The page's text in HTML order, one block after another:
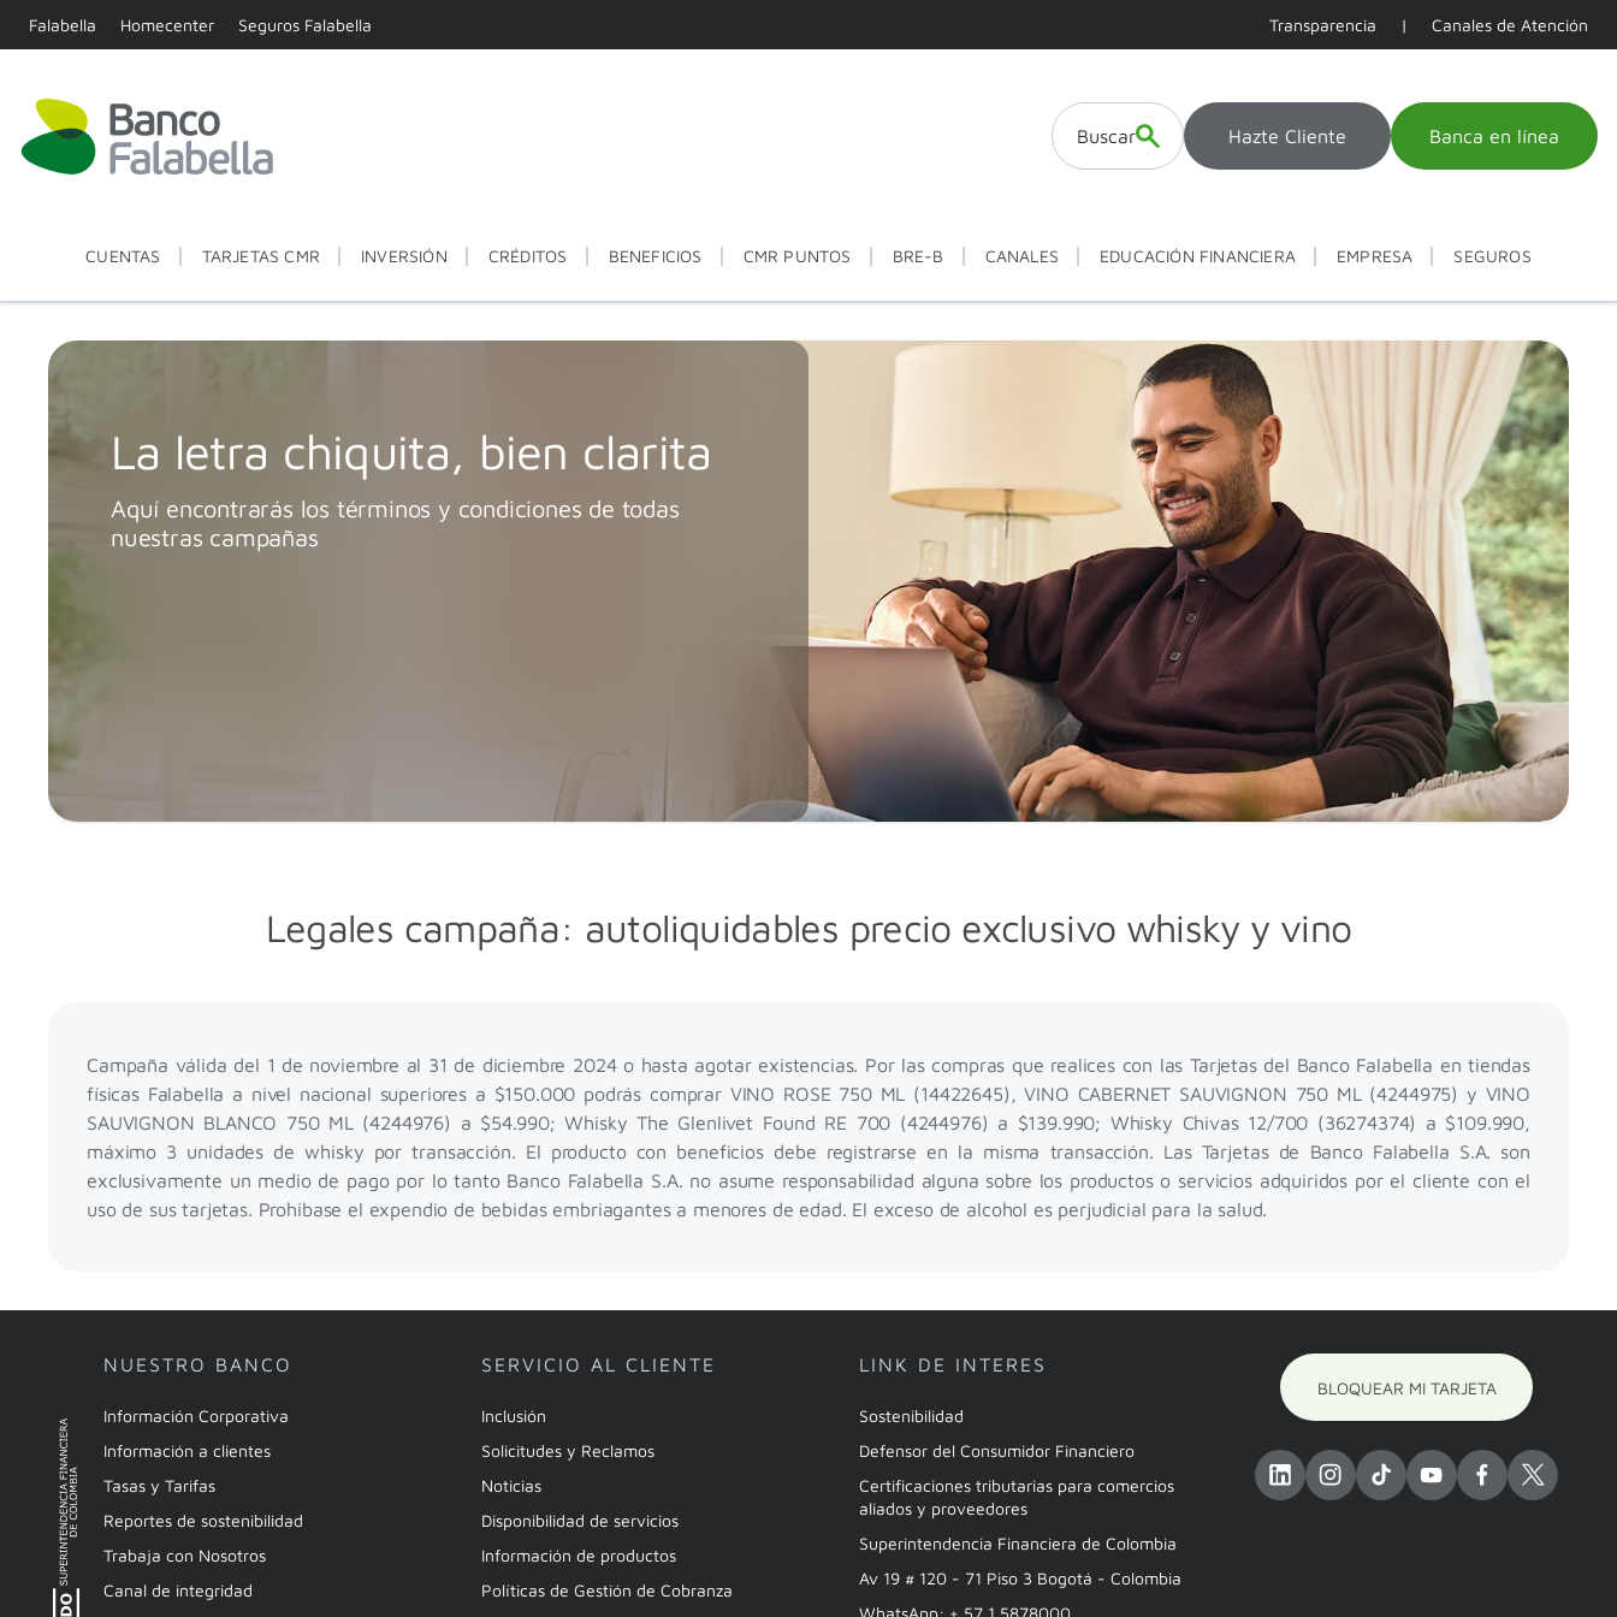
Falabella Homecenter Seguros Falabella Transparencia | Canales de Atención
Buscar Hazte Cliente Banca en línea
CUENTAS TARJETAS CMR INVERSIÓN CRÉDITOS BENEFICIOS CMR PUNTOS BRE-B CANALES EDUCACIÓN FINANCIERA EMPRESA SEGUROS
La letra chiquita, bien clarita
Aquí encontrarás los términos y condiciones de todas
nuestras campañas
Legales campaña: autoliquidables precio exclusivo whisky y vino
Campaña válida del 1 de noviembre al 31 de diciembre 2024 o hasta agotar existencias. Por las compras que realices con las Tarjetas del Banco Falabella en tiendas
físicas Falabella a nivel nacional superiores a $150.000 podrás comprar VINO ROSE 750 ML (14422645), VINO CABERNET SAUVIGNON 750 ML (4244975) y VINO
SAUVIGNON BLANCO 750 ML (4244976) a $54.990; Whisky The Glenlivet Found RE 700 (4244976) a $139.990; Whisky Chivas 12/700 (36274374) a $109.990,
máximo 3 unidades de whisky por transacción. El producto con beneficios debe registrarse en la misma transacción. Las Tarjetas de Banco Falabella S.A. son
exclusivamente un medio de pago por lo tanto Banco Falabella S.A. no asume responsabilidad alguna sobre los productos o servicios adquiridos por el cliente con el
uso de sus tarjetas. Prohibase el expendio de bebidas embriagantes a menores de edad. El exceso de alcohol es perjudicial para la salud.
NUESTRO BANCO
Información Corporativa
Información a clientes
Tasas y Tarifas
Reportes de sostenibilidad
Trabaja con Nosotros
Canal de integridad
SERVICIO AL CLIENTE
Inclusión
Solicitudes y Reclamos
Noticias
Disponibilidad de servicios
Información de productos
Políticas de Gestión de Cobranza
LINK DE INTERES
Sostenibilidad
Defensor del Consumidor Financiero
Certificaciones tributarias para comercios
aliados y proveedores
Superintendencia Financiera de Colombia
Av 19 # 120 - 71 Piso 3 Bogotá - Colombia
WhatsApp: + 57 1 5878000
BLOQUEAR MI TARJETA